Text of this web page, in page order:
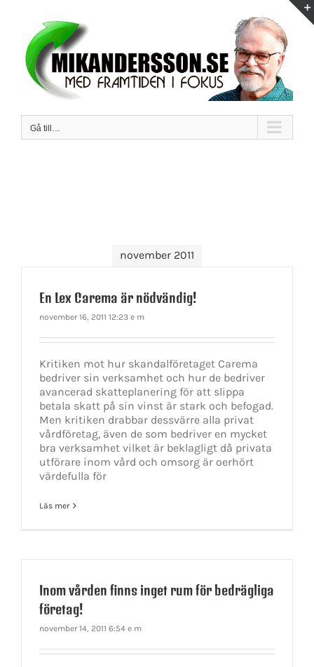
innehållet
Gå till…
november 2011
En Lex Carema är nödvändig!
november 16, 2011 12:23 e m
Kritiken mot hur skandalföretaget Carema
bedriver sin verksamhet och hur de bedriver
avancerad skatteplanering för att slippa
betala skatt på sin vinst är stark och befogad.
Men kritiken drabbar dessvärre alla privat
vårdföretag, även de som bedriver en mycket
bra verksamhet vilket är beklagligt då privata
utförare inom vård och omsorg är oerhört
värdefulla för
Läs mer
Inom vården finns inget rum för bedrägliga
företag!
november 14, 2011 6:54 e m